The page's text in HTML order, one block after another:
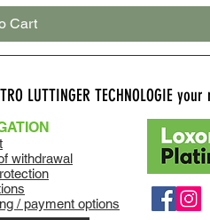
Cart
LUTTINGER TECHNOLOGIE
withdrawal
/ payment options